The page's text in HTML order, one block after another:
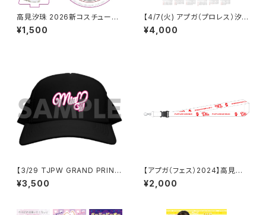
高見汐珠 2026新コスチューム
アクリルスタンドキーホルダー
¥1,500
【4/7(火) アプガ（プロレス）汐
珠生誕】 A3カレンダーポスター
（サイン付き）
¥4,000
【3/29 TJPW GRAND PRINC
ESS '26】 未詩ロゴチャップ
¥3,500
【アプガ（フェス）2024】高見汐
珠ネームネックストラップ
¥2,000